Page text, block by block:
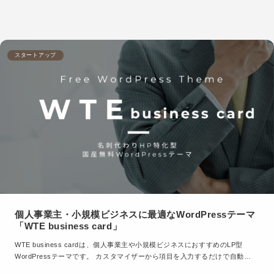
スタートアップ
個人事業主・小規模ビジネスに最適なWordPressテーマ
「WTE business card」
WTE business cardは、個人事業主や小規模ビジネスにおすすめのLP型
WordPressテーマです。 カスタマイザーから項目を入力するだけで自動…